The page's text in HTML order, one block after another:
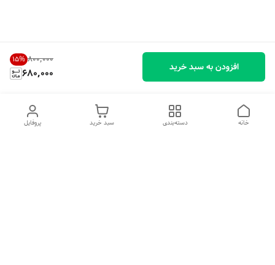
۸۰۰٬۰۰۰ 15%
680,000 افزودن به سبد خرید
پروفایل سبد خرید دسته‌بندی خانه